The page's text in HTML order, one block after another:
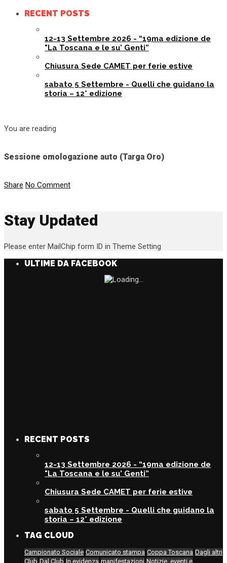
RECENT POSTS
12-13 Settembre 2026 - “19ma edizione de
"La Toscana e le su’ Genti”
Chiusura Sede CAMET per ferie estive
sabato 5 Settembre - Quelli che guidano la
storia – 12° edizione
You are reading
Sessione omologazione auto (Targa Oro)
Share No Comment
Stay Updated
Please enter MailChip form ID in Theme Setting
ULTIME DA FACEBOOK
RECENT POSTS
12-13 Settembre 2026 - “19ma edizione de
"La Toscana e le su’ Genti”
Chiusura Sede CAMET per ferie estive
sabato 5 Settembre - Quelli che guidano la
storia – 12° edizione
TAG CLOUD
Campionato Sociale Comunicato stampa Coppa Toscana Dagli altri
Club Dal Club In evidenza manifestazioni Notizie, eventi e